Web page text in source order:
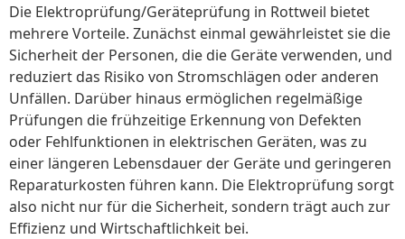
Die Elektroprüfung/Geräteprüfung in Rottweil bietet
mehrere Vorteile. Zunächst einmal gewährleistet sie die
Sicherheit der Personen, die die Geräte verwenden, und
reduziert das Risiko von Stromschlägen oder anderen
Unfällen. Darüber hinaus ermöglichen regelmäßige
Prüfungen die frühzeitige Erkennung von Defekten
oder Fehlfunktionen in elektrischen Geräten, was zu
einer längeren Lebensdauer der Geräte und geringeren
Reparaturkosten führen kann. Die Elektroprüfung sorgt
also nicht nur für die Sicherheit, sondern trägt auch zur
Effizienz und Wirtschaftlichkeit bei.